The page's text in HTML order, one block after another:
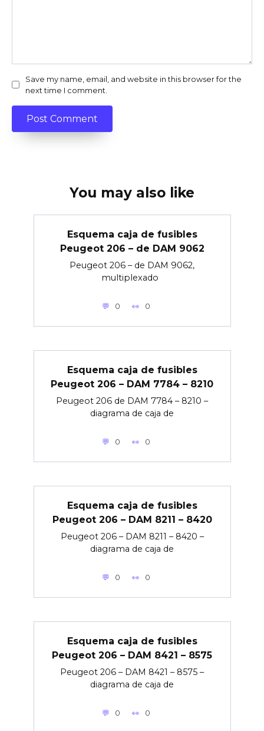
Save my name, email, and website in this browser for the
next time I comment.
You may also like
Esquema caja de fusibles
Peugeot 206 – de DAM 9062
Peugeot 206 – de DAM 9062,
multiplexado
0 0
Esquema caja de fusibles
Peugeot 206 – DAM 7784 – 8210
Peugeot 206 de DAM 7784 – 8210 –
diagrama de caja de
0 0
Esquema caja de fusibles
Peugeot 206 – DAM 8211 – 8420
Peugeot 206 – DAM 8211 – 8420 –
diagrama de caja de
0 0
Esquema caja de fusibles
Peugeot 206 – DAM 8421 – 8575
Peugeot 206 – DAM 8421 – 8575 –
diagrama de caja de
0 0